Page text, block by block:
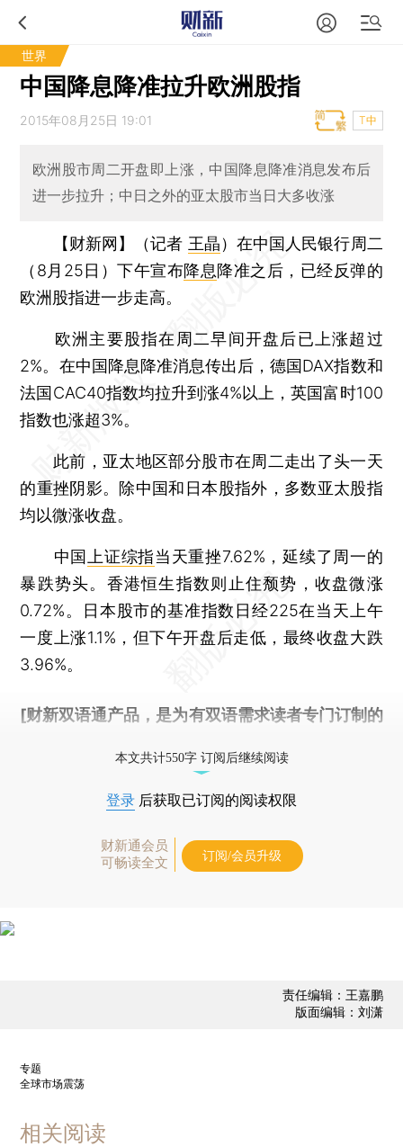
世界
中国降息降准拉升欧洲股指
2015年08月25日 19:01 T中
欧洲股市周二开盘即上涨，中国降息降准消息发布后
进一步拉升；中日之外的亚太股市当日大多收涨
【财新网】（记者 王晶） 在中国人民银行周二
（8月25日）下午宣布降息降准之后，已经反弹的
欧洲股指进一步走高。
欧洲主要股指在周二早间开盘后已上涨超过
2%。在中国降息降准消息传出后，德国DAX指数和
法国CAC40指数均拉升到涨4%以上，英国富时100
指数也涨超3%。
此前，亚太地区部分股市在周二走出了头一天
的重挫阴影。除中国和日本股指外，多数亚太股指
均以微涨收盘。
中国 上证综指当天重挫7.62%，延续了周一的
暴跌势头。香港恒生指数则止住颓势，收盘微涨
0.72%。日本股市的基准指数日经225在当天上午
一度上涨1.1%，但下午开盘后走低，最终收盘大跌
3.96%。
[财新双语通产品，是为有双语需求读者专门订制的
本文共计550字 订阅后继续阅读
登录 后获取已订阅的阅读权限
财新通会员
可畅读全文
订阅/会员升级
责任编辑：王嘉鹏
版面编辑：刘潇
专题
全球市场震荡
相关阅读